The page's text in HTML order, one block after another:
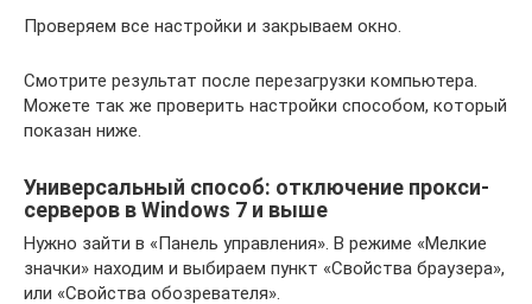
Проверяем все настройки и закрываем окно.
Смотрите результат после перезагрузки компьютера.
Можете так же проверить настройки способом, который
показан ниже.
Универсальный способ: отключение прокси-
серверов в Windows 7 и выше
Нужно зайти в «Панель управления». В режиме «Мелкие
значки» находим и выбираем пункт «Свойства браузера»,
или «Свойства обозревателя».